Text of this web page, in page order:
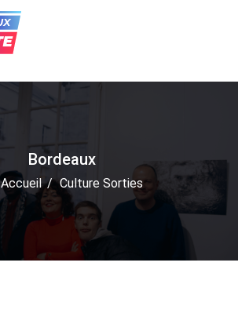
Bordeaux
Accueil Culture Sorties